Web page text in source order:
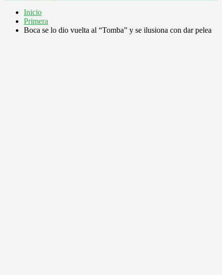
Inicio
Primera
Boca se lo dio vuelta al “Tomba” y se ilusiona con dar pelea